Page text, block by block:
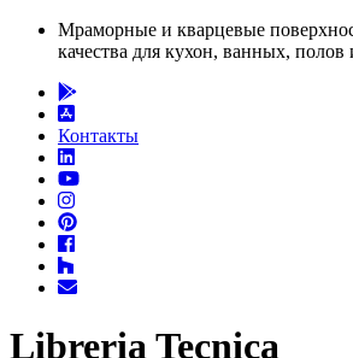
Мраморные и кварцевые
качества для кухон, ванных, полов
Контакты
Libreria Tecnica